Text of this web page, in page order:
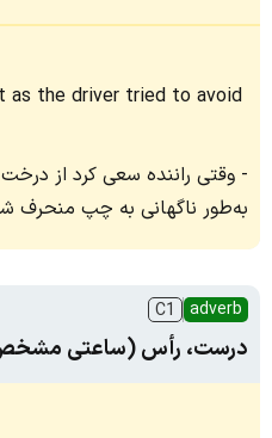
as the driver tried to avoid
وقتی راننده سعی کرد از
به‌طور ناگهانی به چپ منحرف
adverb
C1
درست، رأس (ساعتی